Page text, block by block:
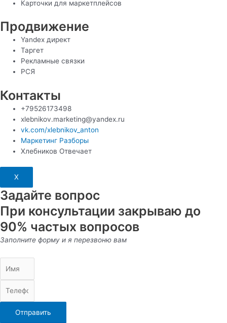
Карточки для маркетплейсов
Продвижение
Yandex директ
Таргет
Рекламные связки
РСЯ
Контакты
+79526173498
xlebnikov.marketing@yandex.ru
vk.com/xlebnikov_anton
Маркетинг Разборы
Хлебников Отвечает
X
Задайте вопрос
При консультации закрываю до
90% частых вопросов
Заполните форму и я перезвоню вам
Отправить